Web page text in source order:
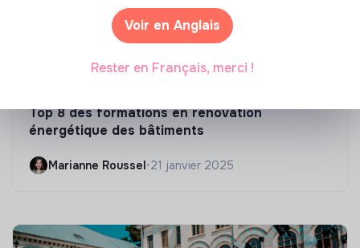
Top 8 des formations en rénovation
énergétique des bâtiments
Marianne Roussel•21 janvier 2025
Voir en Anglais
Rester en Français, merci !